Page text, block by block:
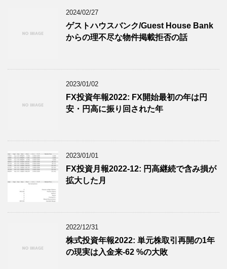
2024/02/27
ゲストハウスバンク/Guest House Bank
からの理不尽な物件掲載拒否の話
2023/01/02
FX投資年報2022: FX開始最初の年は円
安・円高に振り回された年
2023/01/01
FX投資月報2022-12: 円高継続で含み損が
拡大した月
2022/12/31
株式投資年報2022: 単元株取引再開の1年
の現実は入金来-62 %の大敗